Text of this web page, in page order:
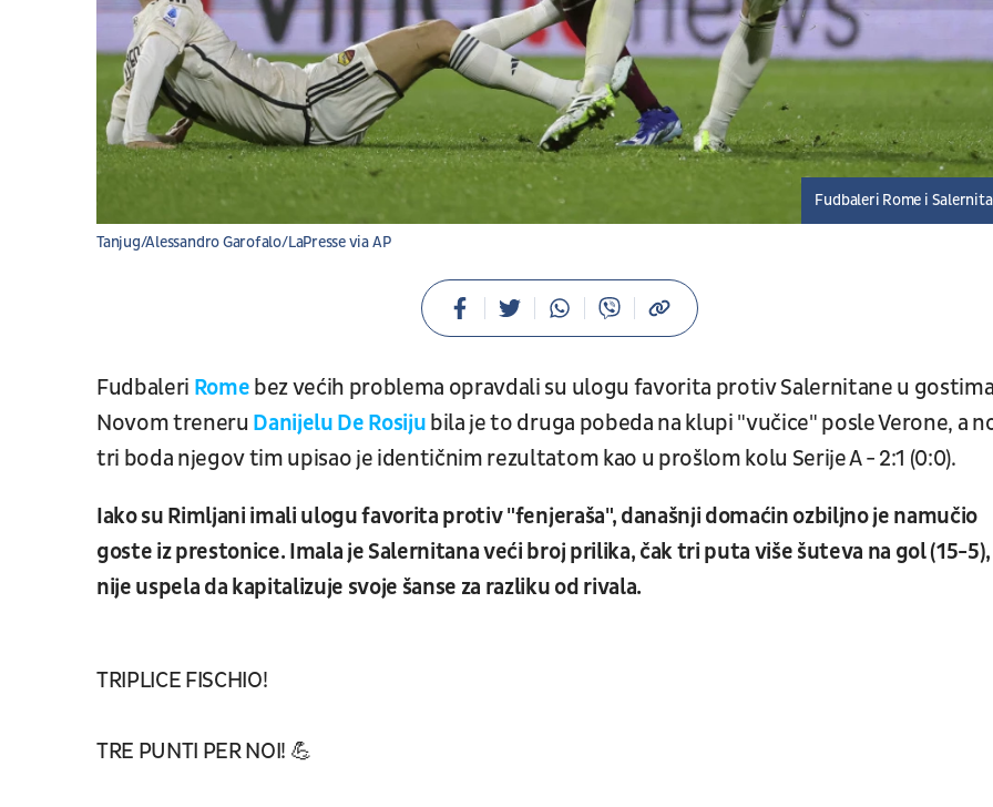
Tanjug/Alessandro Garofalo/LaPresse via AP
Fudbaleri Rome i
Fudbaleri Rome bez većih problema opravdali su ulogu favorita protiv Salernitane u
Novom treneru Danijelu De Rosiju bila je to druga pobeda na klupi "vučice" posle Verone, a
tri boda njegov tim upisao je identičnim rezultatom kao u prošlom kolu Serije A - 2:1 (0:0).
Iako su Rimljani imali ulogu favorita protiv "fenjeraša", današnji domaćin ozbiljno je namučio
goste iz prestonice. Imala je Salernitana veći broj prilika, čak tri puta više šuteva na gol (15-
nije uspela da kapitalizuje svoje šanse za razliku od rivala.
TRIPLICE FISCHIO!
TRE PUNTI PER NOI! 💪